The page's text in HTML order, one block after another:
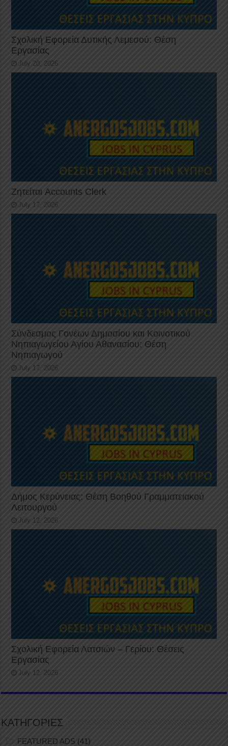
Σχολική Εφορεία Δυτικής Λεμεσού: Θέση
Εργασίας
July 20, 2026
Ζητείται Accounts Clerk
July 17, 2026
Σύνδεσμος Γονέων Δημοσίου και Κοινοτικού
Νηπιαγωγείου Αγίου Αθανασίου: Θέση
Νηπιαγωγού
July 17, 2026
Δήμος Κερύνειας: Θέση Βοηθού Γραμματειακού
Λειτουργού
July 12, 2026
Σχολική Εφορεία Λατσιών – Γερίου: Θέσεις
Εργασίας
July 12, 2026
ΚΑΤΗΓΟΡΙΕΣ
FEATURED ADS (41)